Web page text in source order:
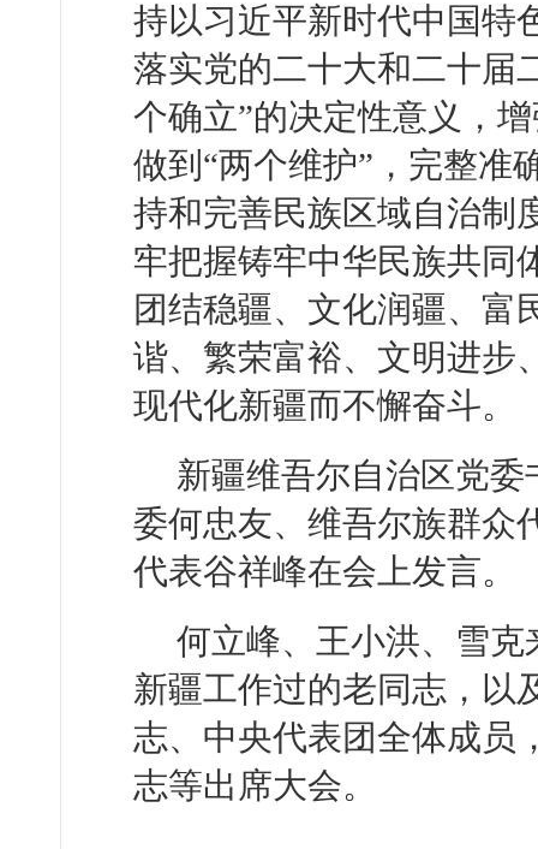
持以习近平新时代中国特
落实党的二十大和二十届
个确立”的决定性意义，
做到“两个维护”，完整准
持和完善民族区域自治制
牢把握铸牢中华民族共同
团结稳疆、文化润疆、富
谐、繁荣富裕、文明进步
现代化新疆而不懈奋斗。
新疆维吾尔自治区党
委何忠友、维吾尔族群众
代表谷祥峰在会上发言。
何立峰、王小洪、雪克
新疆工作过的老同志，以
志、中央代表团全体成员
志等出席大会。